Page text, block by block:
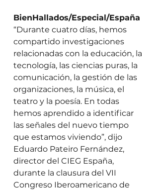
BienHallados/Especial/España
“Durante cuatro días, hemos
compartido investigaciones
relacionadas con la educación, la
tecnología, las ciencias puras, la
comunicación, la gestión de las
organizaciones, la música, el
teatro y la poesía. En todas
hemos aprendido a identificar
las señales del nuevo tiempo
que estamos viviendo”, dijo
Eduardo Pateiro Fernández,
director del CIEG España,
durante la clausura del VII
Congreso Iberoamericano de